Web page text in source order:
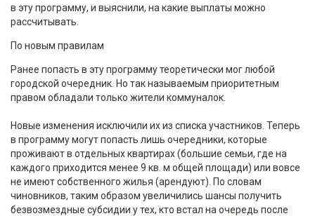
в эту программу, и выяснили, на какие выплаты можно
рассчитывать.
По новым правилам
Ранее попасть в эту программу теоретически мог любой
городской очередник. Но так называемым приоритетным
правом обладали только жители коммуналок.
Новые изменения исключили их из списка участников. Теперь
в программу могут попасть лишь очередники, которые
проживают в отдельных квартирах (большие семьи, где на
каждого приходится менее 9 кв. м общей площади) или вовсе
не имеют собственного жилья (арендуют). По словам
чиновников, таким образом увеличились шансы получить
безвозмездные субсидии у тех, кто встал на очередь после